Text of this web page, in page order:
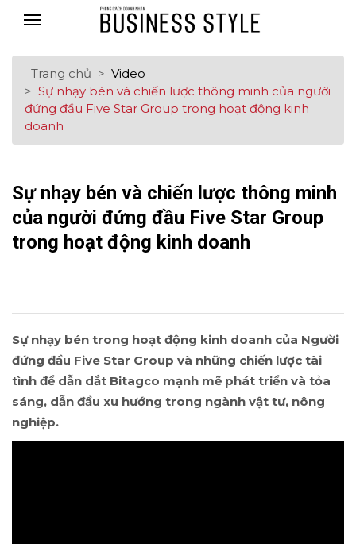
Trang chủ
Video
Sự nhạy bén và chiến lược thông minh của người
đứng đầu Five Star Group trong hoạt động kinh
doanh
Sự nhạy bén và chiến lược thông minh
của người đứng đầu Five Star Group
trong hoạt động kinh doanh
Sự nhạy bén trong hoạt động kinh doanh của Người
đứng đầu Five Star Group và những chiến lược tài
tình để dẫn dắt Bitagco mạnh mẽ phát triển và tỏa
sáng, dẫn đầu xu hướng trong ngành vật tư, nông
nghiệp.